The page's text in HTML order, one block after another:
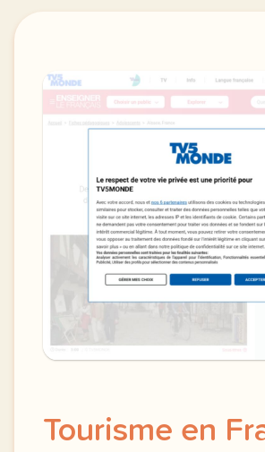
Tourisme en